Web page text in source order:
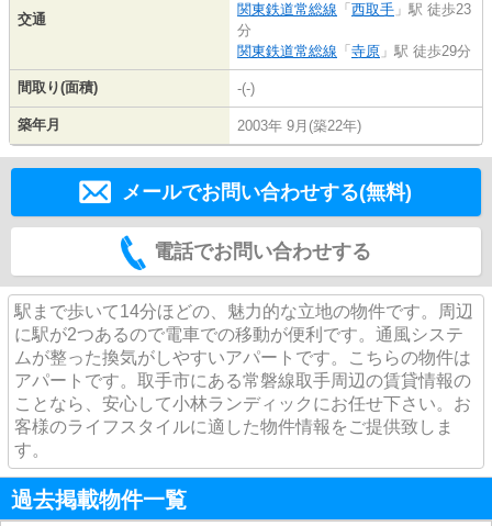
交通
関東鉄道常総線 「 西取手 」駅 徒歩23
分
関東鉄道常総線 「 寺原 」駅 徒歩29分
間取り(面積) -(-)
築年月 2003年 9月(築22年)
メールでお問い合わせする(無料)
電話でお問い合わせする
駅まで歩いて14分ほどの、魅力的な立地の物件です。周辺
に駅が2つあるので電車での移動が便利です。通風システ
ムが整った換気がしやすいアパートです。こちらの物件は
アパートです。取手市にある常磐線取手周辺の賃貸情報の
ことなら、安心して小林ランディックにお任せ下さい。お
客様のライフスタイルに適した物件情報をご提供致しま
す。
過去掲載物件一覧